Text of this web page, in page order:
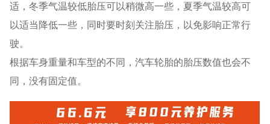
适，冬季气温较低胎压可以稍微高一些，夏季气温较高可
以适当降低一些，同时要时刻关注胎压，以免影响正常行
驶。
根据车身重量和车型的不同，汽车轮胎的胎压数值也会不
同，没有固定值。